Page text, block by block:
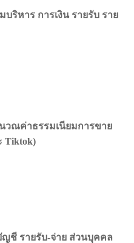
บริหาร การเงิน รายรับ ราย
วณค่าธรรมเนียมการขาย
Tiktok)
ญชี รายรับ-จ่าย ส่วนบุคคล